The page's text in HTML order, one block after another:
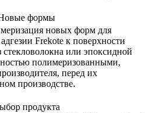
формы
новых форм для
Frekote к поверхности
или эпоксидной
полимеризованными,
перед их
производстве.
продукта